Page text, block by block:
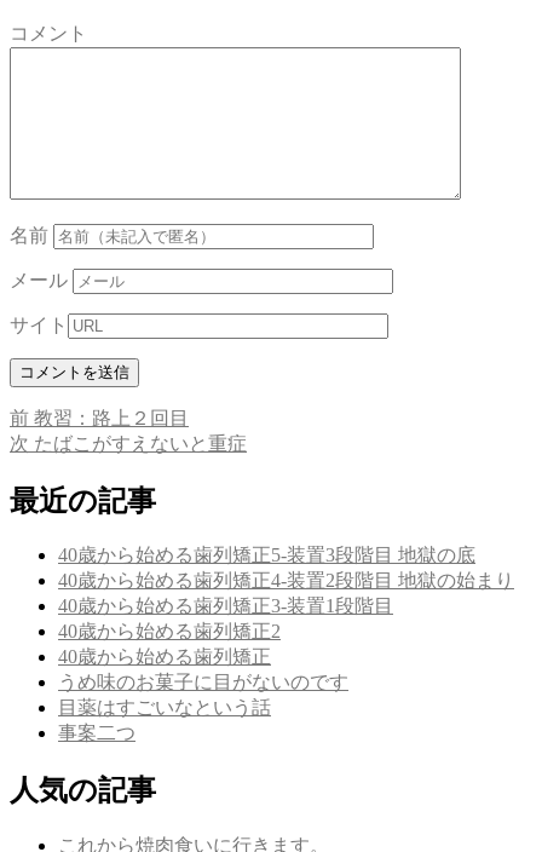
コメント
名前
メール
サイト
投
稿
ナ
前 前
の
稿:
教習：路上２回目
次 次
投
稿:
たばこがすえないと重症
最近の記事
40歳から始める歯列矯正5-装置3段階目 地獄の底
40歳から始める歯列矯正4-装置2段階目 地獄の始まり
40歳から始める歯列矯正3-装置1段階目
40歳から始める歯列矯正2
40歳から始める歯列矯正
うめ味のお菓子に目がないのです
目薬はすごいなという話
事案二つ
人気の記事
これから焼肉食いに行きます。